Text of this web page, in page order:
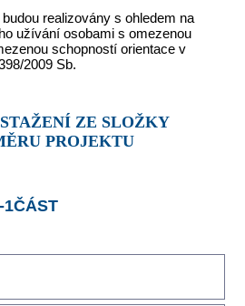
realizovány s ohledem na
užívání osobami s omezenou
schopností orientace v
2009 Sb.
PROJEKTU
1ČÁST